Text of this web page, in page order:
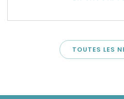
TOUTES LES